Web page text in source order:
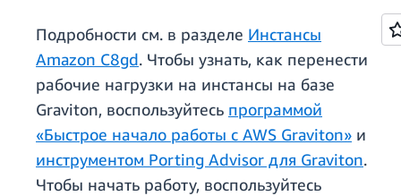
Подробности см. в разделе Инстансы
Amazon C8gd. Чтобы узнать, как перенести
рабочие нагрузки на инстансы на базе
Graviton, воспользуйтесь программой
«Быстрое начало работы с AWS Graviton» и
инструментом Porting Advisor для Graviton.
Чтобы начать работу, воспользуйтесь